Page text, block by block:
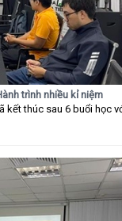
trình nhiều kỉ niệm
kết thúc sau 6 buổi học